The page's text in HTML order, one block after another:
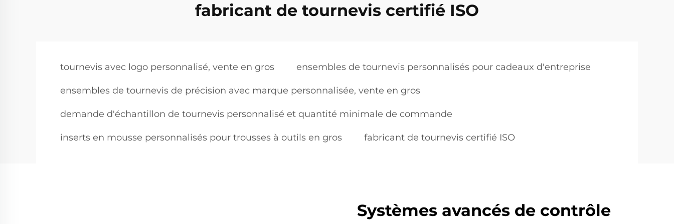
fabricant de tournevis certifié ISO
tournevis avec logo personnalisé, vente en gros ensembles de tournevis personnalisés pour cadeaux d'entreprise
ensembles de tournevis de précision avec marque personnalisée, vente en gros
demande d'échantillon de tournevis personnalisé et quantité minimale de commande
inserts en mousse personnalisés pour trousses à outils en gros fabricant de tournevis certifié ISO
Systèmes avancés de contrôle